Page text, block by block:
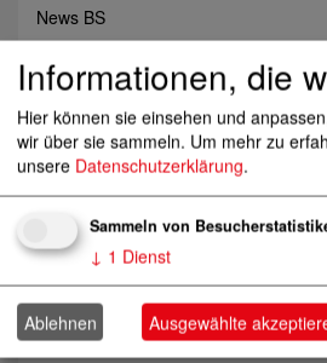
News BS
Informationen, die
Hier können sie einsehen und
wir über sie sammeln. Um mehr zu
unsere Datenschutzerklärung.
Sammeln von
↓ 1 Dienst
Ablehnen Ausgewählte